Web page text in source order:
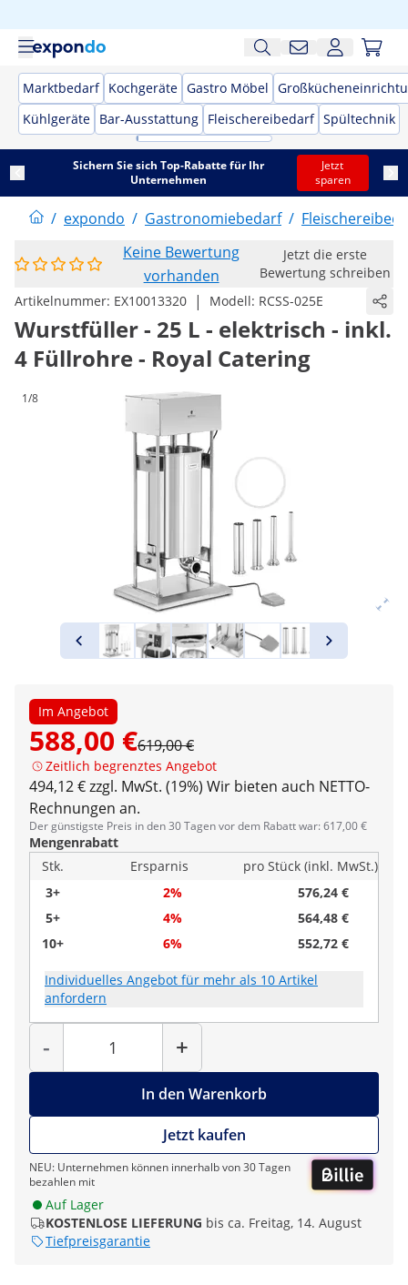
Marktbedarf Kochgeräte Gastro Möbel
Kühlgeräte Bar-Ausstattung Fleischereibedarf Spültechnik
Sichern Sie sich Top-Rabatte für Ihr
Unternehmen
Jetzt
sparen
/ expondo / Gastronomiebedarf /
Keine Bewertung
vorhanden
Jetzt die erste
Bewertung schreiben
Artikelnummer: EX10013320 | Modell: RCSS-025E
Wurstfüller - 25 L - elektrisch - inkl.
4 Füllrohre - Royal Catering
1/8
Im Angebot
588,00 €619,00 €
Zeitlich begrenztes Angebot
494,12 € zzgl. MwSt. (19%) Wir bieten auch NETTO-
Rechnungen an.
Der günstigste Preis in den 30 Tagen vor dem Rabatt war: 617,00 €
Mengenrabatt
Stk.
Ersparnis
pro Stück (inkl. MwSt.)
3+
2%
576,24 €
5+
4%
564,48 €
10+
6% 552,72 €
Individuelles Angebot für mehr als 10 Artikel
anfordern
-
Menge
+
In den Warenkorb
Jetzt kaufen
NEU: Unternehmen können innerhalb von 30 Tagen
bezahlen mit
Auf Lager
KOSTENLOSE LIEFERUNG bis ca. Freitag, 14. August
Tiefpreisgarantie